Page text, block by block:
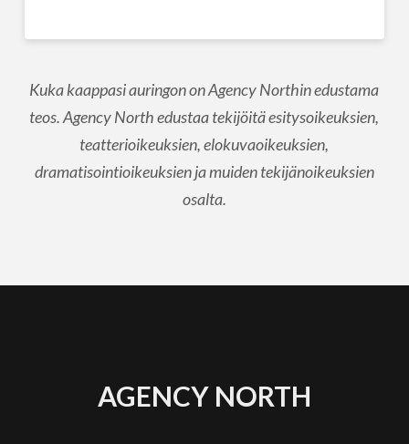
Kuka kaappasi auringon on Agency Northin edustama
teos. Agency North edustaa tekijöitä esitysoikeuksien,
teatterioikeuksien, elokuvaoikeuksien,
dramatisointioikeuksien ja muiden tekijänoikeuksien
osalta.
AGENCY NORTH